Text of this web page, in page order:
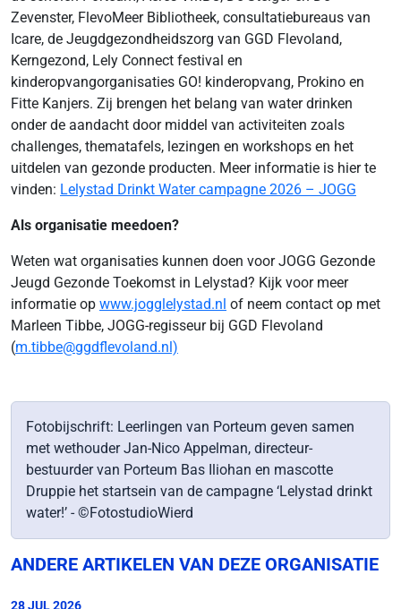
Zevenster, FlevoMeer Bibliotheek, consultatiebureaus van
Icare, de Jeugdgezondheidszorg van GGD Flevoland,
Kerngezond, Lely Connect festival en
kinderopvangorganisaties GO! kinderopvang, Prokino en
Fitte Kanjers. Zij brengen het belang van water drinken
onder de aandacht door middel van activiteiten zoals
challenges, thematafels, lezingen en workshops en het
uitdelen van gezonde producten. Meer informatie is hier te
vinden: Lelystad Drinkt Water campagne 2026 – JOGG
Als organisatie meedoen?
Weten wat organisaties kunnen doen voor JOGG Gezonde
Jeugd Gezonde Toekomst in Lelystad? Kijk voor meer
informatie op www.jogglelystad.nl of neem contact op met
Marleen Tibbe, JOGG-regisseur bij GGD Flevoland
(m.tibbe@ggdflevoland.nl)
Fotobijschrift: Leerlingen van Porteum geven samen
met wethouder Jan-Nico Appelman, directeur-
bestuurder van Porteum Bas Iliohan en mascotte
Druppie het startsein van de campagne ‘Lelystad drinkt
water!’ - ©FotostudioWierd
ANDERE ARTIKELEN VAN DEZE ORGANISATIE
28 JUL 2026